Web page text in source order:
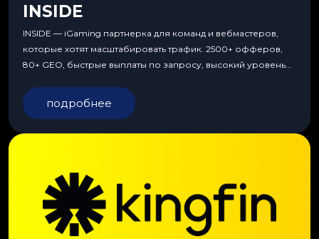
INSIDE
INSIDE — iGaming партнерка для команд и вебмастеров,
которые хотят масштабировать трафик. 2500+ офферов,
80+ GEO, быстрые выплаты по запросу, высокий уровень
подробнее